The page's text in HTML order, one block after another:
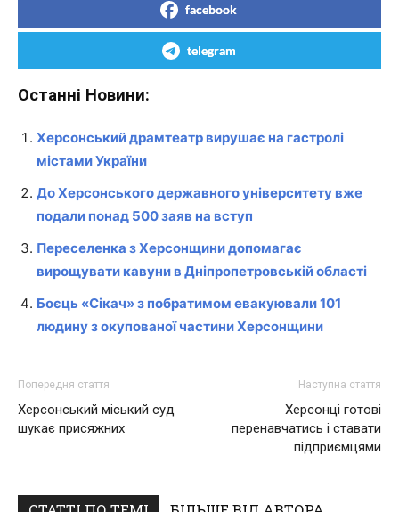
facebook
telegram
Останні Новини:
Херсонський драмтеатр вирушає на гастролі
містами України
До Херсонського державного університету вже
подали понад 500 заяв на вступ
Переселенка з Херсонщини допомагає
вирощувати кавуни в Дніпропетровській області
Боєць «Сікач» з побратимом евакуювали 101
людину з окупованої частини Херсонщини
Попередня стаття
Херсонський міський суд
шукає присяжних
Наступна стаття
Херсонці готові
перенавчатись і ставати
підприємцями